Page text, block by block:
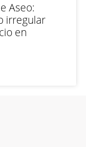
Aseo:
irregular
en